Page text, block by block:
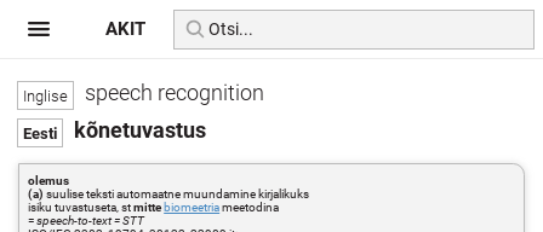
speech recognition
kõnetuvastus
olemus
(a) suulise teksti automaatne muundamine kirjalikuks
isiku tuvastuseta, stmitte biomeetriameetodina
=speech-to-text = STT
AKIT